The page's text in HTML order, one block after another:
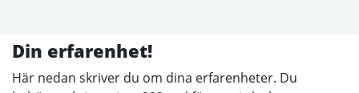
Din erfarenhet!
Här nedan skriver du om dina erfarenheter. Du